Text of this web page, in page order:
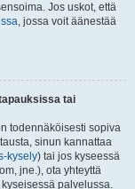
Jos uskot, että
, jossa voit äänestää
tai
todennäköisesti sopiva
sinun kannattaa
kysely) tai jos kyseessä
jne.), ota yhteyttä
palvelussa.